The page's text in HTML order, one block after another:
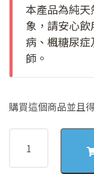
本產品為純
象，請安心
病、楓糖尿
師。
購買這個商品並且